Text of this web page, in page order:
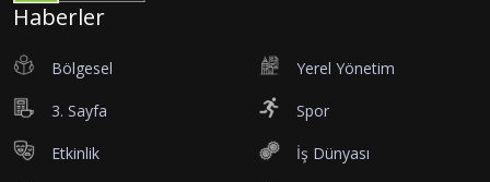
Haberler
Bölgesel Yerel Yönetim
3. Sayfa Spor
Etkinlik İş Dünyası